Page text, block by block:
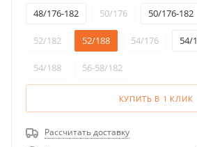
48/176-182 50/176 50/176-182
52/182 52/188 54/176 54/
54/188 56-58/182
КУПИТЬ В 1 КЛИК
Рассчитать доставку